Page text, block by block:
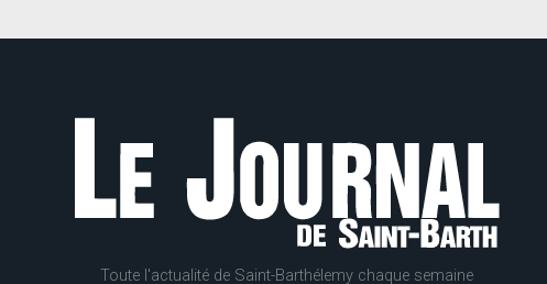
Toute l'actualité de Saint-Barthélemy chaque semaine